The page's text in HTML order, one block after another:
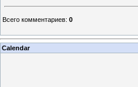
Всего комментариев: 0
Calendar